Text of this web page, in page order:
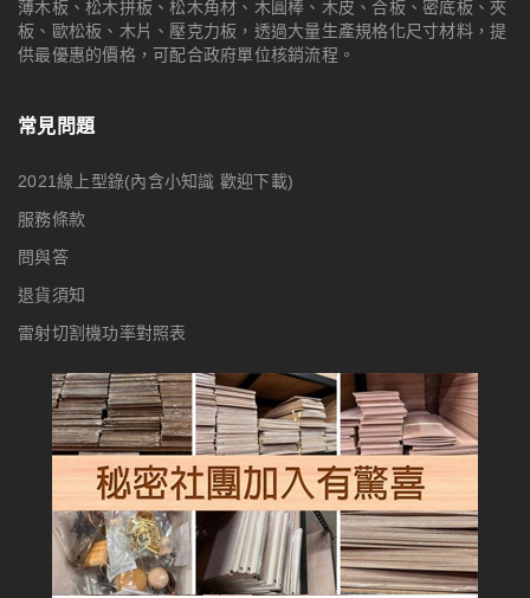
薄木板、松木拼板、松木角材、木圓棒、木皮、合板、密底板、夾
板、歐松板、木片、壓克力板，透過大量生產規格化尺寸材料，提
供最優惠的價格，可配合政府單位核銷流程。
常見問題
2021線上型錄(內含小知識 歡迎下載)
服務條款
問與答
退貨須知
雷射切割機功率對照表